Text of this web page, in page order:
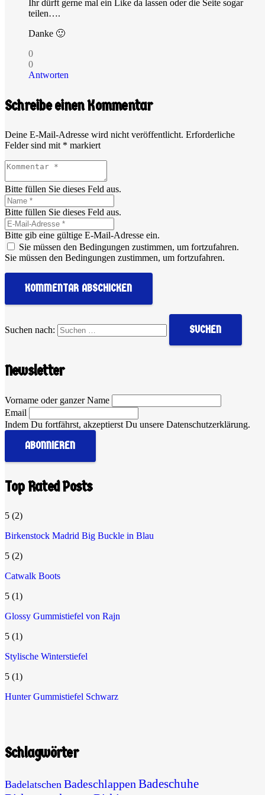
Ihr dürft gerne mal ein Like da lassen oder die Seite sogar
teilen….
Danke 🙂
0
0
Antworten
Schreibe einen Kommentar
Deine E-Mail-Adresse wird nicht veröffentlicht. Erforderliche
Felder sind mit * markiert
Bitte füllen Sie dieses Feld aus.
Bitte füllen Sie dieses Feld aus.
Bitte gib eine gültige E-Mail-Adresse ein.
Sie müssen den Bedingungen zustimmen, um fortzufahren.
Sie müssen den Bedingungen zustimmen, um fortzufahren.
KOMMENTAR ABSCHICKEN
Suchen nach:
Newsletter
Vorname oder ganzer Name
Email
Indem Du fortfährst, akzeptierst Du unsere Datenschutzerklärung.
Top Rated Posts
5 (2)
Birkenstock Madrid Big Buckle in Blau
5 (2)
Catwalk Boots
5 (1)
Glossy Gummistiefel von Rajn
5 (1)
Stylische Winterstiefel
5 (1)
Hunter Gummistiefel Schwarz
Schlagwörter
Badelatschen BadeschlappenBadeschuhe